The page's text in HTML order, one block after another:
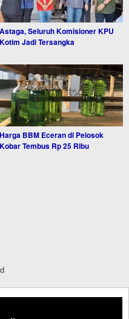
Astaga, Seluruh Komisioner KPU
Kotim Jadi Tersangka
Harga BBM Eceran di Pelosok
Kobar Tembus Rp 25 Ribu